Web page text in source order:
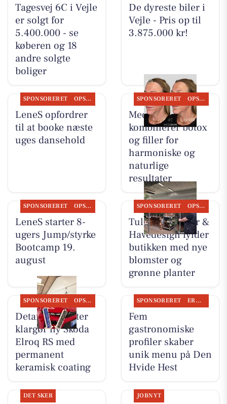
Tagesvej 6C i Vejle
er solgt for
5.400.000 - se
køberen og 18
andre solgte
boliger
De dyreste biler i
Vejle - Pris op til
3.875.000 kr!
SPONSORERET OPSLAGSTAVLEN
LeneS opfordrer
til at booke næste
uges dansehold
SPONSORERET OPSLAGSTAVLEN
MediSkin
kombinerer botox
og filler for
harmoniske og
naturlige
resultater
SPONSORERET OPSLAGSTAVLEN
LeneS starter 8-
ugers Jump/styrke
Bootcamp 19.
august
SPONSORERET OPSLAGSTAVLEN
Tulipa Blomster &
Havedesign fylder
butikken med nye
blomster og
grønne planter
SPONSORERET OPSLAGSTAVLEN
Detailing Center
klargør ny Skoda
Elroq RS med
permanent
keramisk coating
SPONSORERET ERHVERV
Fem
gastronomiske
profiler skaber
unik menu på Den
Hvide Hest
DET SKER JOBNYT